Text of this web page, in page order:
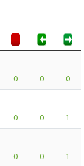
0 0
0
0 0
1
0 0
1